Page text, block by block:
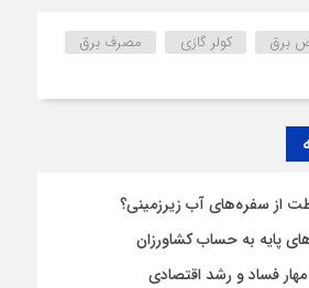
برق کولر گازی
مصرف برق
از سفره‌های آب زیرزمینی؟
پایه به حساب کشاورزان
فساد و رشد اقتصادی